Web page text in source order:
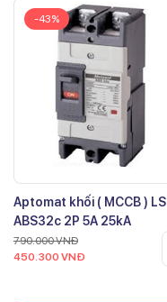
-43%
Aptomat khối ( MCCB ) LS
ABS32c 2P 5A 25kA
790.000VNĐ
450.300 VNĐ